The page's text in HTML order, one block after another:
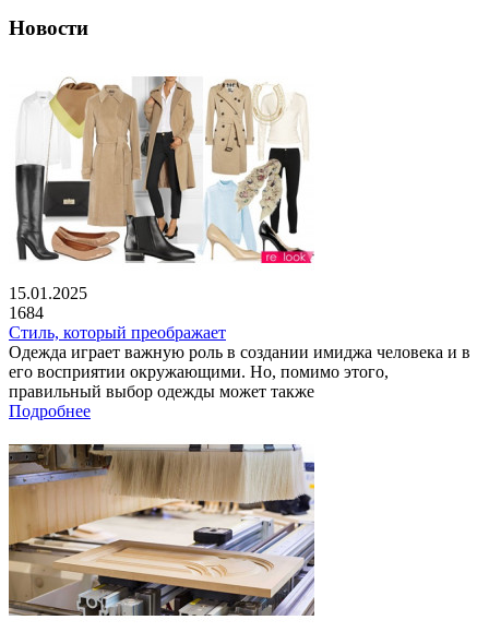
Новости
15.01.2025
1684
Стиль, который преображает
Одежда играет важную роль в создании имиджа человека и в
его восприятии окружающими. Но, помимо этого,
правильный выбор одежды может также
Подробнее